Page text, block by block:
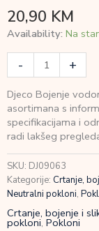
20,90 KM
Availability: Na
-
Moj
vrt
18+mjeseci
količina
+
Djeco Bojenje
asortimana s
specifikacijama i
radi lakšeg
SKU: DJ09063
Kategorije: Crtanje,
Neutralni pokloni,
Crtanje, bojenje i
pokloni, Pokloni